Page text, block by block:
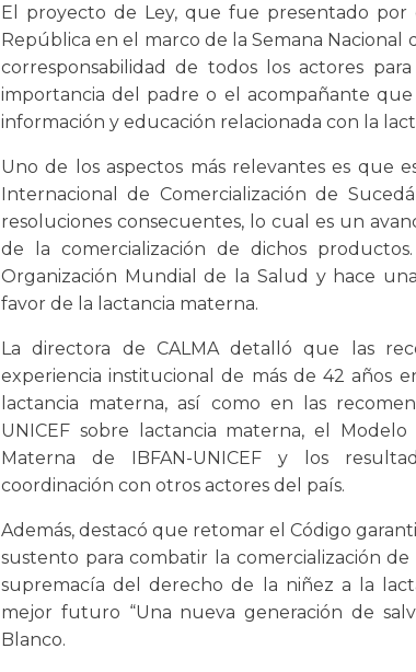
El proyecto de Ley, que fue presentado
República en el marco de la Semana Nacional
corresponsabilidad de todos los actores
importancia del padre o el acompañante
información y educación relacionada con la
Uno de los aspectos más relevantes es que
Internacional de Comercialización de
resoluciones consecuentes, lo cual es un
de la comercialización de dichos
Organización Mundial de la Salud y hace
favor de la lactancia materna.
La directora de CALMA detalló que las
experiencia institucional de más de 42 años
lactancia materna, así como en las
UNICEF sobre lactancia materna, el
Materna de IBFAN-UNICEF y los
coordinación con otros actores del país.
Además, destacó que retomar el Código
sustento para combatir la comercialización
supremacía del derecho de la niñez a la
mejor futuro “Una nueva generación de
Blanco.